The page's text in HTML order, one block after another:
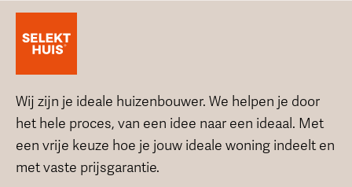
Wij zijn je ideale huizenbouwer. We helpen je door
het hele proces, van een idee naar een ideaal. Met
een vrije keuze hoe je jouw ideale woning indeelt en
met vaste prijsgarantie.